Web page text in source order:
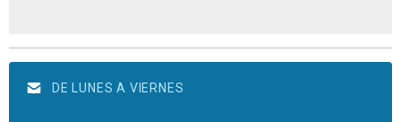
DE LUNES A VIERNES